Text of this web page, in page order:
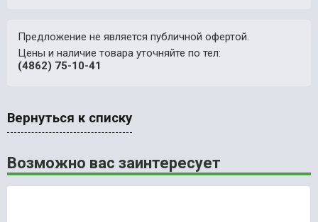
Предложение не является публичной офертой.
Цены и наличие товара уточняйте по тел:
(4862) 75-10-41
Вернуться к списку
Возможно вас заинтересует